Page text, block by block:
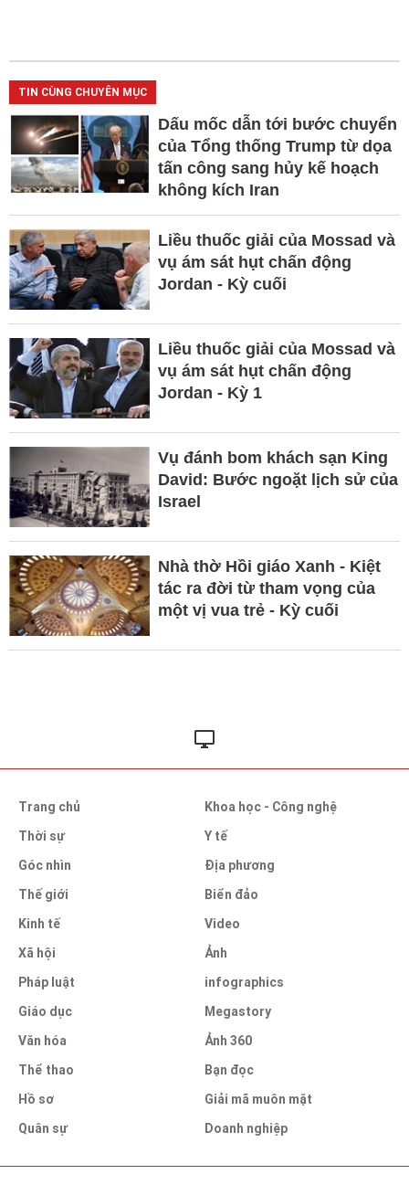
TIN CÙNG CHUYÊN MỤC
Dấu mốc dẫn tới bước chuyển
của Tổng thống Trump từ dọa
tấn công sang hủy kế hoạch
không kích Iran
Liều thuốc giải của Mossad và
vụ ám sát hụt chấn động
Jordan - Kỳ cuối
Liều thuốc giải của Mossad và
vụ ám sát hụt chấn động
Jordan - Kỳ 1
Vụ đánh bom khách sạn King
David: Bước ngoặt lịch sử của
Israel
Nhà thờ Hồi giáo Xanh - Kiệt
tác ra đời từ tham vọng của
một vị vua trẻ - Kỳ cuối
Trang chủ
Thời sự
Góc nhìn
Thế giới
Kinh tế
Xã hội
Pháp luật
Giáo dục
Văn hóa
Thể thao
Hồ sơ
Quân sự
Khoa học - Công nghệ
Y tế
Địa phương
Biển đảo
Video
Ảnh
infographics
Megastory
Ảnh 360
Bạn đọc
Giải mã muôn mặt
Doanh nghiệp